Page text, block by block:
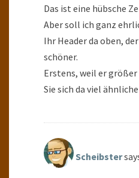
Das ist eine hübsche
Aber soll ich ganz
Ihr Header da oben,
schöner.
Erstens, weil er
Sie sich da viel
Scheibster